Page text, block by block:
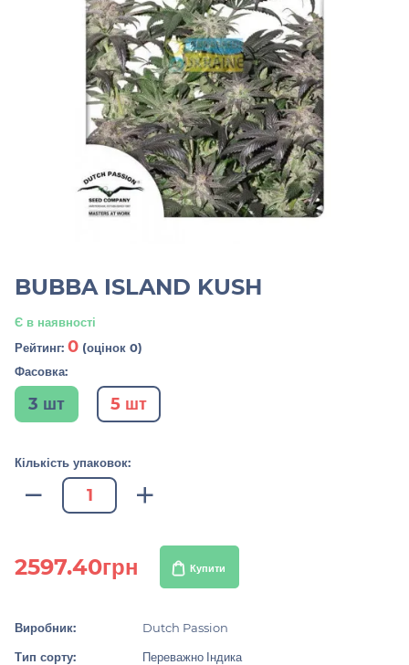
BUBBA ISLAND KUSH
Є в наявності
Рейтинг: 0 (оцінок 0)
Фасовка:
3 шт 5 шт
Кількість упаковок:
2597.40грн Купити
Виробник:
Dutch Passion
Тип сорту:
Переважно Індика